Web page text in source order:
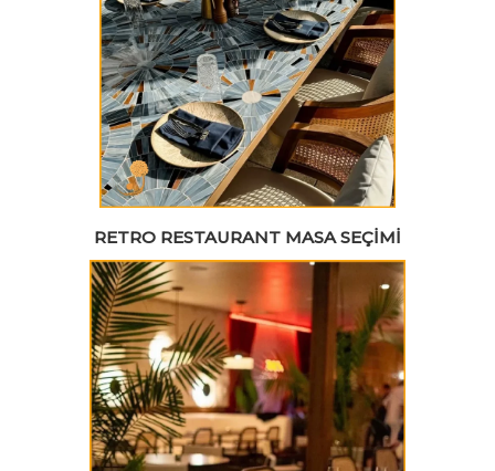
RETRO RESTAURANT MASA SEÇIMI